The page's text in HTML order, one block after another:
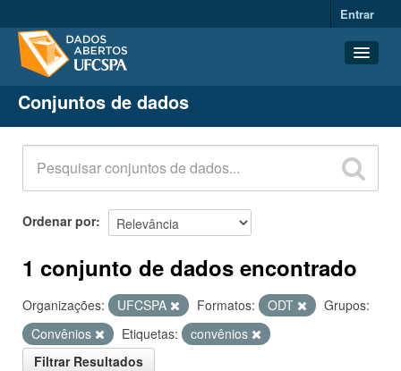
Entrar
Conjuntos de dados
Organizações
Grupos
Sobre
Conjuntos de dados
Ordenar por
1 conjunto de dados encontrado
Organizações: UFCSPA Formatos: ODT
Grupos:
Convênios
Etiquetas:
convênios
Filtrar Resultados